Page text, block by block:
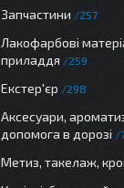
Запчастини 257
Лакофарбові
приладдя
259
Екстер'єр 298
Аксесуари,
допомога в дорозі
Метиз, такелаж,